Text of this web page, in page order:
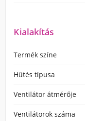
Kialakítás
Termék színe
Hűtés típusa
Ventilátor átmérője
Ventilátorok száma